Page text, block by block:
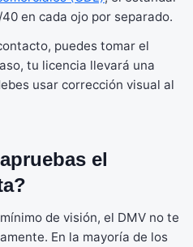
en cada ojo por separado.
puedes tomar el
tu licencia llevará una
usar corrección visual al
el
de visión, el DMV no te
En la mayoría de los